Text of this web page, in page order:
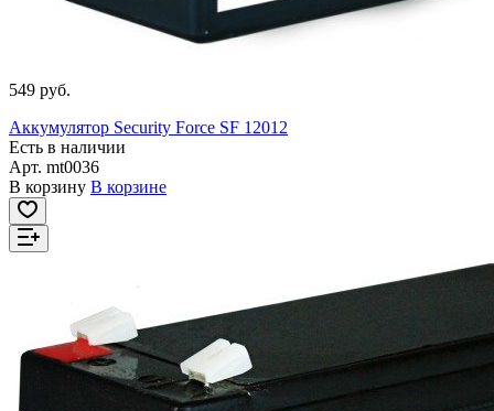
549 руб.
Аккумулятор Security Force SF 12012
Есть в наличии
Арт. mt0036
В корзину В корзине